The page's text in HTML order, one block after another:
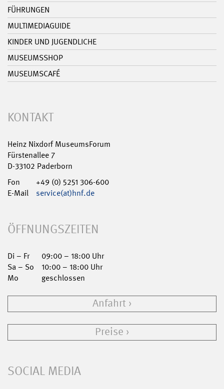
FÜHRUNGEN
MULTIMEDIAGUIDE
KINDER UND JUGENDLICHE
MUSEUMSSHOP
MUSEUMSCAFÉ
KONTAKT
Heinz Nixdorf MuseumsForum
Fürstenallee 7
D-33102 Paderborn
Fon
+49 (0) 5251 306-600
E-Mail
service(at)hnf.de
ÖFFNUNGSZEITEN
Di – Fr
09:00 – 18:00 Uhr
Sa – So
10:00 – 18:00 Uhr
Mo
geschlossen
Anfahrt
Preise
SOCIAL MEDIA